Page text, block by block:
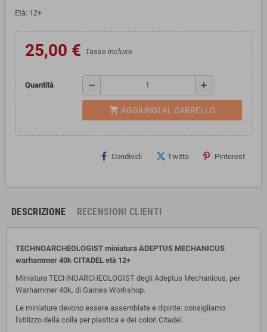
Età: 12+
25,00 € Tasse incluse
Quantità remove add
shopping_cart AGGIUNGI AL CARRELLO
Condividi Twitta Pinterest
DESCRIZIONE RECENSIONI CLIENTI
TECHNOARCHEOLOGIST miniatura ADEPTUS MECHANICUS
warhammer 40k CITADEL età 12+
Miniatura TECHNOARCHEOLOGIST degli Adeptus Mechanicus, per
Warhammer 40k, di Games Workshop.
Le miniature devono essere assemblate e dipinte: consigliamo
l'utilizzo della colla per plastica e dei colori Citadel.